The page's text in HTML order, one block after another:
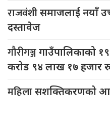
राजवंशीसमाजलाई नयाँ
दस्तावेज
गौरीगञ्जगाउँपालिकाको
करोड ९४ लाख १७ हजार
महिलासशक्तिकरणको